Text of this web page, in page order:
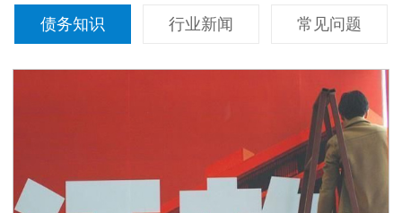
债务知识 行业新闻 常见问题